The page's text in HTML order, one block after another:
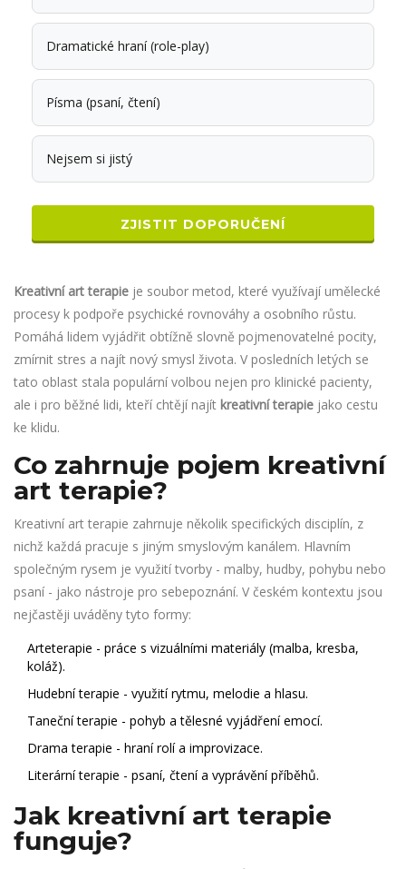
Dramatické hraní (role-play)
Písma (psaní, čtení)
Nejsem si jistý
ZJISTIT DOPORUČENÍ
Kreativní art terapie je soubor metod, které využívají umělecké
procesy k podpoře psychické rovnováhy a osobního růstu.
Pomáhá lidem vyjádřit obtížně slovně pojmenovatelné pocity,
zmírnit stres a najít nový smysl života. V posledních letých se
tato oblast stala populární volbou nejen pro klinické pacienty,
ale i pro běžné lidi, kteří chtějí najít kreativní terapie jako cestu
ke klidu.
Co zahrnuje pojem kreativní
art terapie?
Kreativní art terapie zahrnuje několik specifických disciplín, z
nichž každá pracuje s jiným smyslovým kanálem. Hlavním
společným rysem je využití tvorby - malby, hudby, pohybu nebo
psaní - jako nástroje pro sebepoznání. V českém kontextu jsou
nejčastěji uváděny tyto formy:
Arteterapie - práce s vizuálními materiály (malba, kresba,
koláž).
Hudební terapie - využití rytmu, melodie a hlasu.
Taneční terapie - pohyb a tělesné vyjádření emocí.
Drama terapie - hraní rolí a improvizace.
Literární terapie - psaní, čtení a vyprávění příběhů.
Jak kreativní art terapie
funguje?